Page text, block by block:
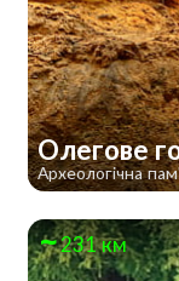
Олегове
Археологічна
231 км